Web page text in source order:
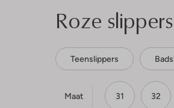
Roze slippers
Teenslippers
Maat 31 32